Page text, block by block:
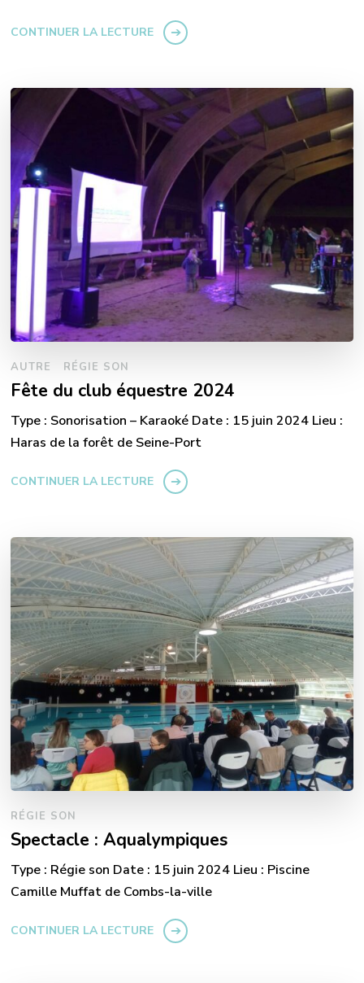
CONTINUER LA LECTURE
AUTRE RÉGIE SON
Fête du club équestre 2024
Type : Sonorisation – Karaoké Date : 15 juin 2024 Lieu :
Haras de la forêt de Seine-Port
CONTINUER LA LECTURE
RÉGIE SON
Spectacle : Aqualympiques
Type : Régie son Date : 15 juin 2024 Lieu : Piscine
Camille Muffat de Combs-la-ville
CONTINUER LA LECTURE